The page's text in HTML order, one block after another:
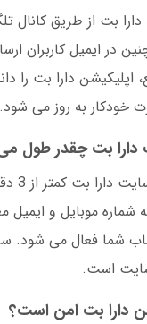
بت از طریق کانال
در ایمیل کاربران
دارا بت را
خودکار به روز می شود.
دارا بت چقدر طول
شماره موبایل و
شما فعال می شود.
است.
دارا بت امن است؟